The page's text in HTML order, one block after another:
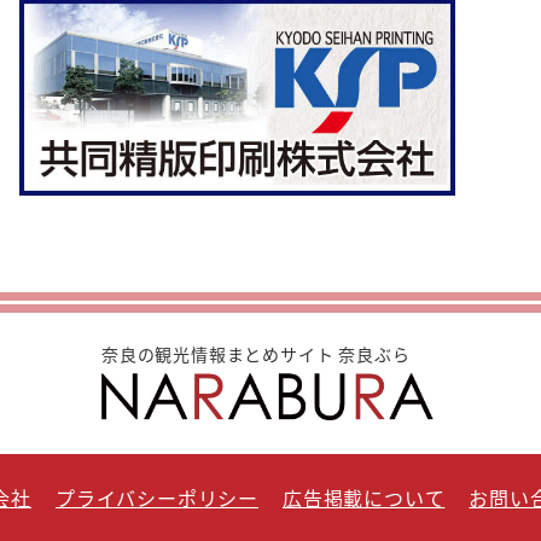
奈良の観光情報まとめサイト 奈良ぶら
社 プライバシーポリシー 広告掲載について お問い